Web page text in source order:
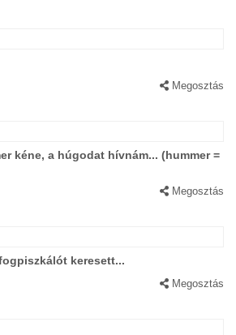
Megosztás
kéne, a húgodat hívnám... (hummer =
Megosztás
keresett...
Megosztás